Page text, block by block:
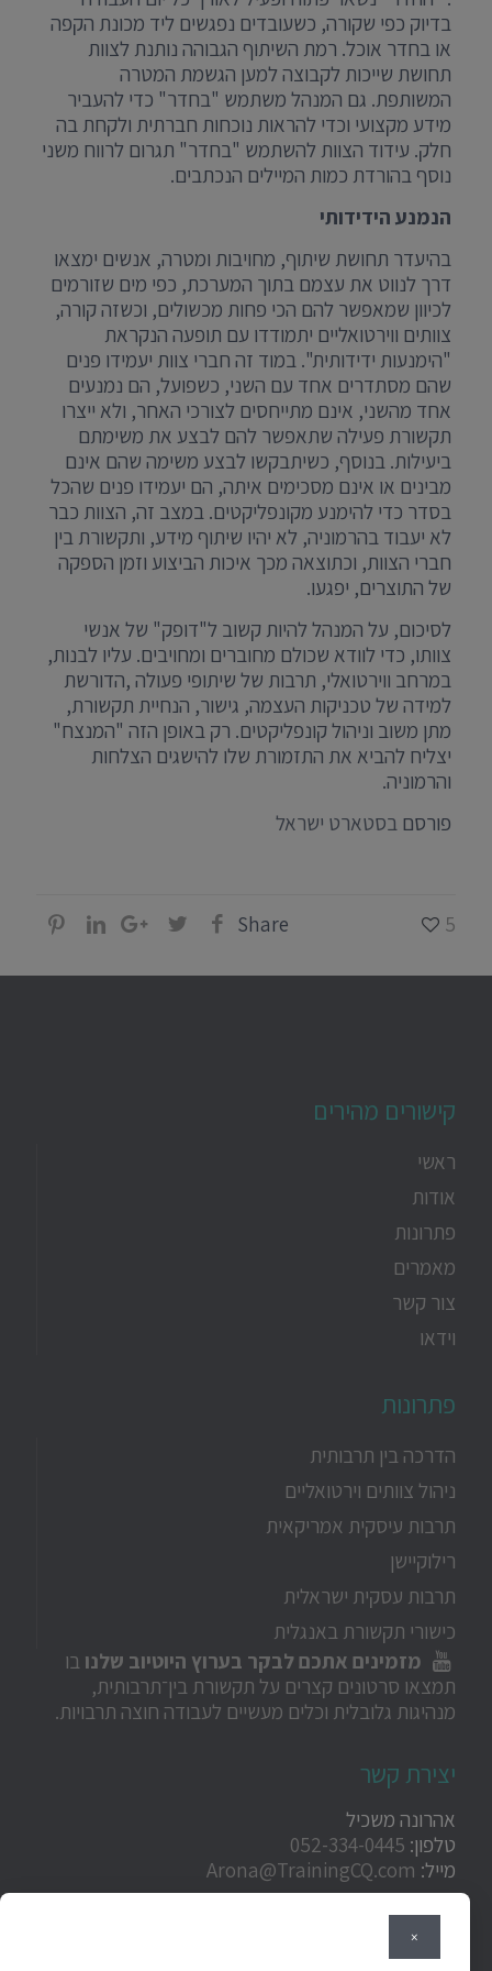
בדיוק כפי שקורה, כשעובדים נפגשים ליד מכונת הקפה
או בחדר אוכל. רמת השיתוף הגבוהה נותנת לצוות
תחושת שייכות לקבוצה למען הגשמת המטרה
המשותפת. גם המנהל משתמש "בחדר" כדי להעביר
מידע מקצועי וכדי להראות נוכחות חברתית ולקחת בה
חלק. עידוד הצוות להשתמש "בחדר" תגרום לרווח משני
נוסף בהורדת כמות המיילים הנכתבים.
הנמנע הידידותי
בהיעדר תחושת שיתוף, מחויבות ומטרה, אנשים ימצאו
דרך לנווט את עצמם בתוך המערכת, כפי מים שזורמים
לכיוון שמאפשר להם הכי פחות מכשולים, וכשזה קורה,
צוותים ווירטואליים יתמודדו עם תופעה הנקראת
"הימנעות ידידותית". במוד זה חברי צוות יעמידו פנים
שהם מסתדרים אחד עם השני, כשפועל, הם נמנעים
אחד מהשני, אינם מתייחסים לצורכי האחר, ולא ייצרו
תקשורת פעילה שתאפשר להם לבצע את משימתם
ביעילות. בנוסף, כשיתבקשו לבצע משימה שהם אינם
מבינים או אינם מסכימים איתה, הם יעמידו פנים שהכל
בסדר כדי להימנע מקונפליקטים. במצב זה, הצוות כבר
לא יעבוד בהרמוניה, לא יהיו שיתוף מידע, ותקשורת בין
חברי הצוות, וכתוצאה מכך איכות הביצוע וזמן הספקה
של התוצרים, יפגעו.
לסיכום, על המנהל להיות קשוב ל"דופק" של אנשי
צוותו, כדי לוודא שכולם מחוברים ומחויבים. עליו לבנות,
במרחב ווירטואלי, תרבות של שיתופי פעולה ,הדורשת
למידה של טכניקות העצמה, גישור, הנחיית תקשורת,
מתן משוב וניהול קונפליקטים. רק באופן הזה "המנצח"
יצליח להביא את התזמורת שלו להישגים הצלחות
והרמוניה.
פורסם בסטארט ישראל
Share 5
קישורים מהירים
ראשי
אודות
פתרונות
מאמרים
צור קשר
וידאו
פתרונות
הדרכה בין תרבותית
ניהול צוותים וירטואליים
תרבות עיסקית אמריקאית
רילוקיישן
תרבות עסקית ישראלית
כישורי תקשורת באנגלית
מזמינים אתכם לבקר בערוץ היוטיוב שלנו בו
תמצאו סרטונים קצרים על תקשורת בין־תרבותית,
מנהיגות גלובלית וכלים מעשיים לעבודה חוצה תרבויות.
יצירת קשר
אהרונה משכיל
טלפון: 052-334-0445
מייל: Arona@TrainingCQ.com
×